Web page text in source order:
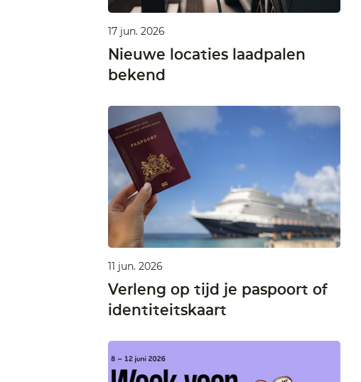
17 jun. 2026
Nieuwe locaties laadpalen
bekend
11 jun. 2026
Verleng op tijd je paspoort of
identiteitskaart